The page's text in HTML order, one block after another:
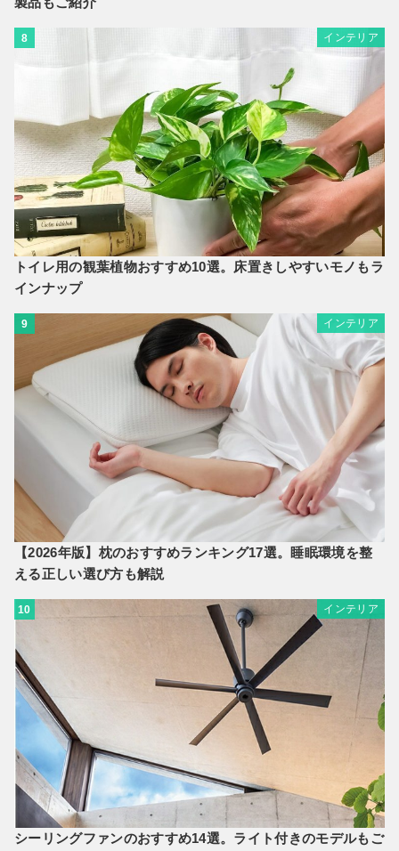
8 インテリア
トイレ用の観葉植物おすすめ10選。床置きしやすいモノもラ
インナップ
9 インテリア
【2026年版】枕のおすすめランキング17選。睡眠環境を整
える正しい選び方も解説
10 インテリア
シーリングファンのおすすめ14選。ライト付きのモデルもご